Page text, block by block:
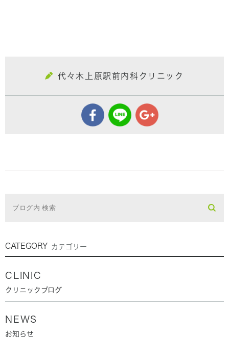
代々木上原駅前内科クリニック
CATEGORY カテゴリー
CLINIC
クリニックブログ
NEWS
お知らせ